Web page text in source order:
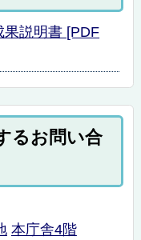
説明書 [PDF
るお問い合
本庁舎4階